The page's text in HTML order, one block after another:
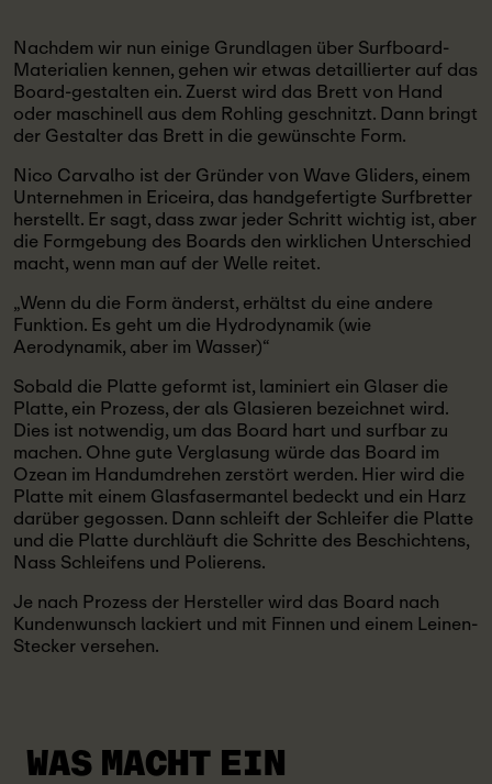
Nachdem wir nun einige Grundlagen über Surfboard-
Materialien kennen, gehen wir etwas detaillierter auf das
Board-gestalten ein. Zuerst wird das Brett von Hand
oder maschinell aus dem Rohling geschnitzt. Dann bringt
der Gestalter das Brett in die gewünschte Form.
Nico Carvalho ist der Gründer von Wave Gliders, einem
Unternehmen in Ericeira, das handgefertigte Surfbretter
herstellt. Er sagt, dass zwar jeder Schritt wichtig ist, aber
die Formgebung des Boards den wirklichen Unterschied
macht, wenn man auf der Welle reitet.
„Wenn du die Form änderst, erhältst du eine andere
Funktion. Es geht um die Hydrodynamik (wie
Aerodynamik, aber im Wasser)“
Sobald die Platte geformt ist, laminiert ein Glaser die
Platte, ein Prozess, der als Glasieren bezeichnet wird.
Dies ist notwendig, um das Board hart und surfbar zu
machen. Ohne gute Verglasung würde das Board im
Ozean im Handumdrehen zerstört werden. Hier wird die
Platte mit einem Glasfasermantel bedeckt und ein Harz
darüber gegossen. Dann schleift der Schleifer die Platte
und die Platte durchläuft die Schritte des Beschichtens,
Nass Schleifens und Polierens.
Je nach Prozess der Hersteller wird das Board nach
Kundenwunsch lackiert und mit Finnen und einem Leinen-
Stecker versehen.
WAS MACHT EIN